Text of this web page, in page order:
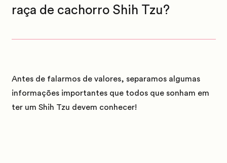
raça de cachorro Shih Tzu?
Antes de falarmos de valores, separamos algumas
informações importantes que todos que sonham em
ter um Shih Tzu devem conhecer!